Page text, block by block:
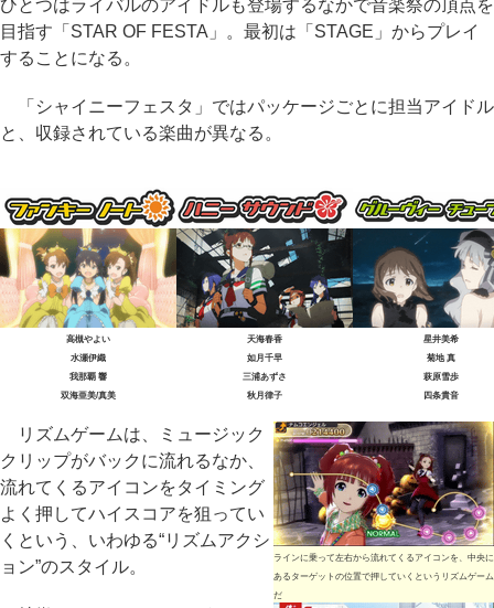
ひとつはライバルのアイドルも登場するなかで音楽祭の頂点を
目指す「STAR OF FESTA」。最初は「STAGE」からプレイ
することになる。
「シャイニーフェスタ」ではパッケージごとに担当アイドル
と、収録されている楽曲が異なる。
高槻やよい
水瀬伊織
我那覇 響
双海亜美/真美
天海春香
如月千早
三浦あずさ
秋月律子
星井美希
菊地 真
萩原雪歩
四条貴音
ラインに乗って左右から流れてくるアイコンを、中央に
あるターゲットの位置で押していくというリズムゲーム
だ
リズムゲームは、ミュージック
クリップがバックに流れるなか、
流れてくるアイコンをタイミング
よく押してハイスコアを狙ってい
くという、いわゆる“リズムアクシ
ョン”のスタイル。